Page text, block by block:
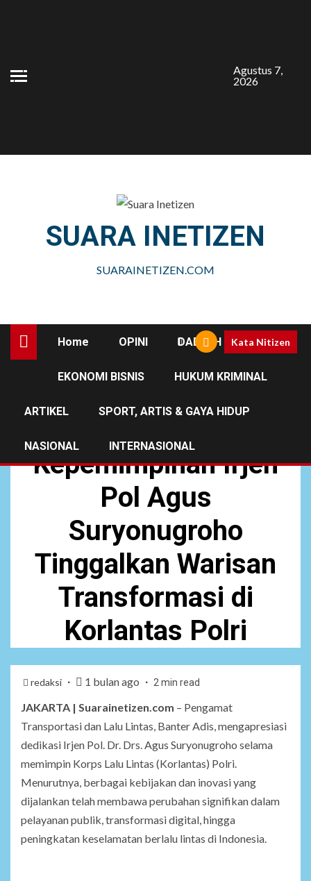
Agustus 7,
2026
SUARA INETIZEN
SUARAINETIZEN.COM
Home OPINI DAERAH
EKONOMI BISNIS HUKUM KRIMINAL
ARTIKEL SPORT, ARTIS & GAYA HIDUP
NASIONAL INTERNASIONAL
Kata Nitizen
Kepemimpinan Irjen
Pol Agus
Suryonugroho
Tinggalkan Warisan
Transformasi di
Korlantas Polri
redaksi 1 bulan ago 2 min read
JAKARTA | Suarainetizen.com – Pengamat
Transportasi dan Lalu Lintas, Banter Adis, mengapresiasi
dedikasi Irjen Pol. Dr. Drs. Agus Suryonugroho selama
memimpin Korps Lalu Lintas (Korlantas) Polri.
Menurutnya, berbagai kebijakan dan inovasi yang
dijalankan telah membawa perubahan signifikan dalam
pelayanan publik, transformasi digital, hingga
peningkatan keselamatan berlalu lintas di Indonesia.